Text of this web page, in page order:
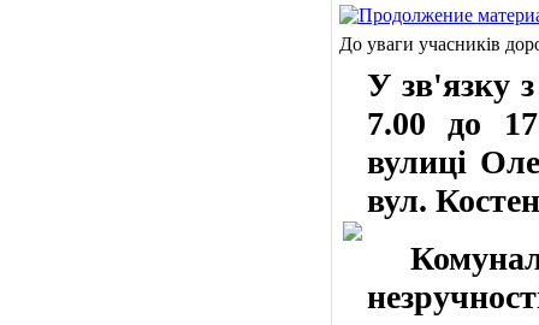
До уваги учасників
Узв'язку з
7.00 до
вулиці
вул.